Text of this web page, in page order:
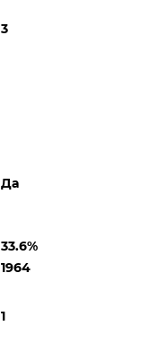
3
Да
33.6%
1964
1